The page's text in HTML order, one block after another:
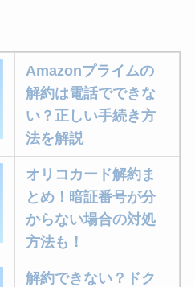
Amazonプライムの
解約は電話でできな
い？正しい手続き方
法を解説
オリコカード解約ま
とめ！暗証番号が分
からない場合の対処
方法も！
解約できない？ドク